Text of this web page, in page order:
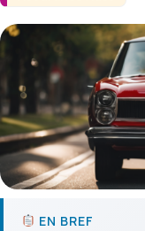
EN BREF